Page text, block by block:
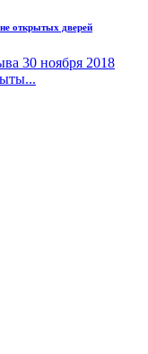
открытых дверей
30 ноября 2018